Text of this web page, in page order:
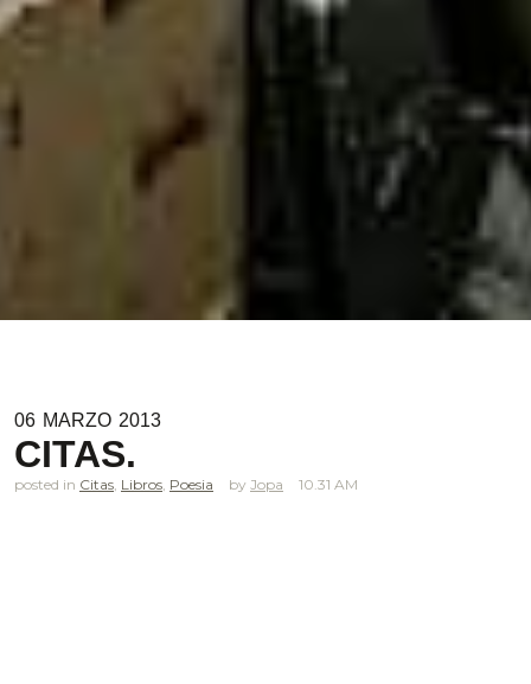
06 MARZO 2013
CITAS.
posted in Citas, Libros, Poesia Jopa 10.31 AM